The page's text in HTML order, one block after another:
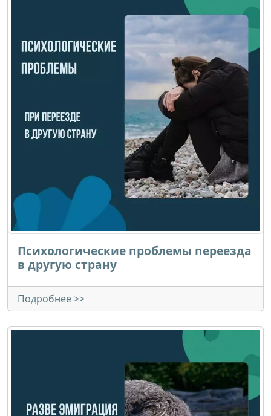
Психологические проблемы переезда
в другую страну
Подробнее >>